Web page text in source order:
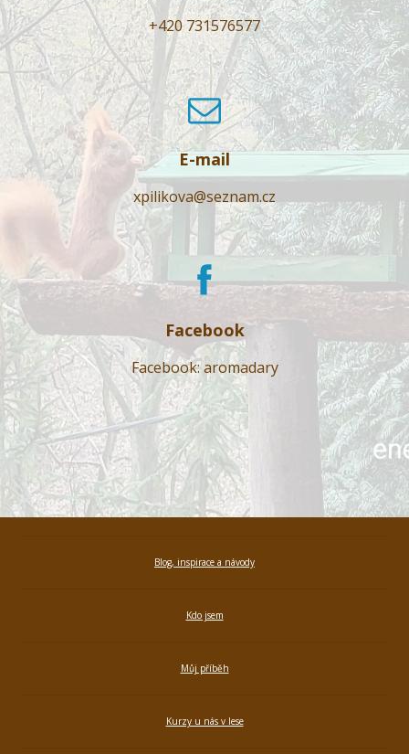
+420 731576577
E-mail
xpilikova@seznam.cz
Facebook
Facebook: aromadary
Blog, inspirace a návody
Kdo jsem
Můj příběh
Kurzy u nás v lese